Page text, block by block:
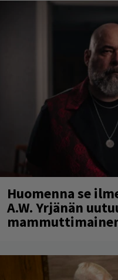
Huomenna se
A.W. Yrjänän